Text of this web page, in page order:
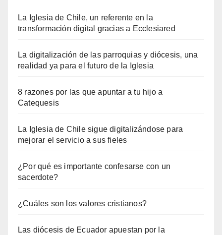
La Iglesia de Chile, un referente en la
transformación digital gracias a Ecclesiared
La digitalización de las parroquias y diócesis, una
realidad ya para el futuro de la Iglesia
8 razones por las que apuntar a tu hijo a
Catequesis
La Iglesia de Chile sigue digitalizándose para
mejorar el servicio a sus fieles
¿Por qué es importante confesarse con un
sacerdote?
¿Cuáles son los valores cristianos?
Las diócesis de Ecuador apuestan por la